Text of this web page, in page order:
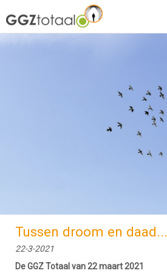
Zoeken
Tussen droom en daad...
22-3-2021
De GGZ Totaal van 22 maart 2021